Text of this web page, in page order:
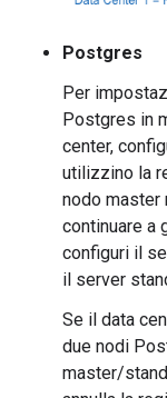
Postgres
Per
Postgres in
center,
utilizzino la
nodo master
continuare a
configuri il
il server
Se il data
due nodi
master/